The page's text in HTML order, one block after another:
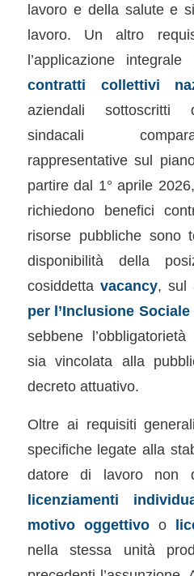
lavoro e della salute e
lavoro. Un altro
l’applicazione
contratti collettivi
aziendali sottoscritti
sindacali
rappresentative sul
partire dal 1° aprile
richiedono benefici
risorse pubbliche sono
disponibilità della
cosiddetta vacancy, sul
per l’Inclusione
sebbene
sia vincolata alla
decreto attuativo.
Oltre ai requisiti
specifiche legate alla
datore di lavoro non
licenziamenti
motivo oggettivoo
nella stessa unità